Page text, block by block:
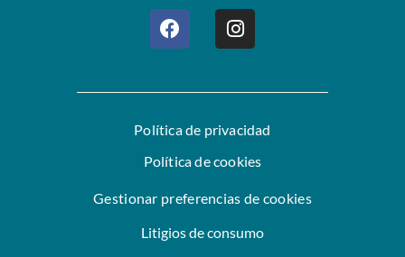
Política de privacidad
Política de cookies
Gestionar preferencias de cookies
Litigios de consumo